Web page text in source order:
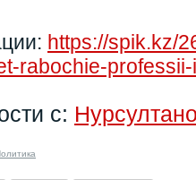
https://spik.kz/
rabochie-
с: